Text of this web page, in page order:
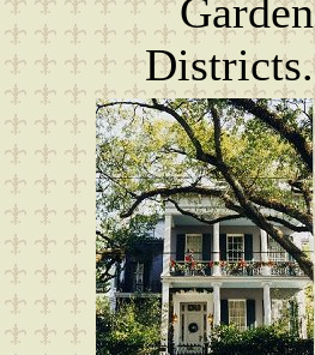
Garden
Districts.